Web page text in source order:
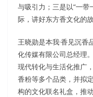
与吸引力；三是以“一带
际，讲好东方香文化的故
王晓勋是本我·香见沉
化传媒有限公司总经理
现代转化与生活化推广
香粉等多个品类，并拟
构的文化联名礼盒，推